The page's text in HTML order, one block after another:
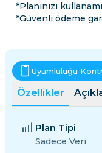
*Planınızı
*Güvenli ödeme
Özellikler
Uyumluluğu
Plan Tipi
Sadece Veri